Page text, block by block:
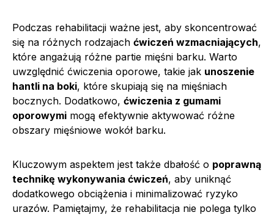
Podczas rehabilitacji ważne jest, aby skoncentrować
się na różnych rodzajach ćwiczeń wzmacniających,
które angażują różne partie mięśni barku. Warto
uwzględnić ćwiczenia oporowe, takie jak unoszenie
hantli na boki, które skupiają się na mięśniach
bocznych. Dodatkowo, ćwiczenia z gumami
oporowymi mogą efektywnie aktywować różne
obszary mięśniowe wokół barku.
Kluczowym aspektem jest także dbałość o poprawną
technikę wykonywania ćwiczeń, aby uniknąć
dodatkowego obciążenia i minimalizować ryzyko
urazów. Pamiętajmy, że rehabilitacja nie polega tylko